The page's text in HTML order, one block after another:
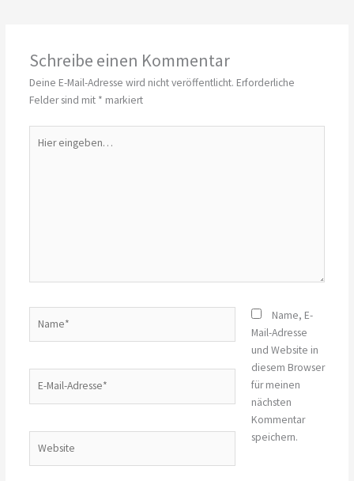
Schreibe einen Kommentar
Deine E-Mail-Adresse wird nicht veröffentlicht. Erforderliche
Felder sind mit * markiert
eingeben…
Mail-
Name, E-
Mail-Adresse
und Website in
diesem Browser
für meinen
nächsten
Kommentar
speichern.